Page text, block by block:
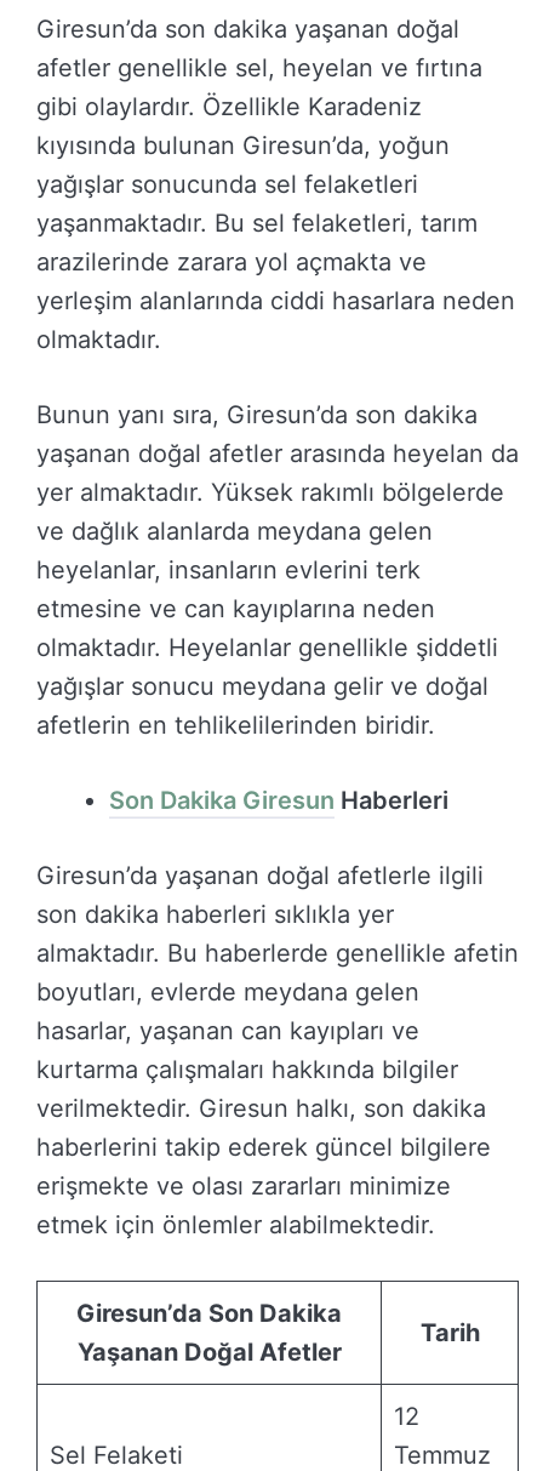
Giresun’da son dakika yaşanan doğal
afetler genellikle sel, heyelan ve fırtına
gibi olaylardır. Özellikle Karadeniz
kıyısında bulunan Giresun’da, yoğun
yağışlar sonucunda sel felaketleri
yaşanmaktadır. Bu sel felaketleri, tarım
arazilerinde zarara yol açmakta ve
yerleşim alanlarında ciddi hasarlara neden
olmaktadır.
Bunun yanı sıra, Giresun’da son dakika
yaşanan doğal afetler arasında heyelan da
yer almaktadır. Yüksek rakımlı bölgelerde
ve dağlık alanlarda meydana gelen
heyelanlar, insanların evlerini terk
etmesine ve can kayıplarına neden
olmaktadır. Heyelanlar genellikle şiddetli
yağışlar sonucu meydana gelir ve doğal
afetlerin en tehlikelilerinden biridir.
Son Dakika Giresun Haberleri
Giresun’da yaşanan doğal afetlerle ilgili
son dakika haberleri sıklıkla yer
almaktadır. Bu haberlerde genellikle afetin
boyutları, evlerde meydana gelen
hasarlar, yaşanan can kayıpları ve
kurtarma çalışmaları hakkında bilgiler
verilmektedir. Giresun halkı, son dakika
haberlerini takip ederek güncel bilgilere
erişmekte ve olası zararları minimize
etmek için önlemler alabilmektedir.
Giresun’da Son Dakika
Yaşanan Doğal Afetler
Tarih
Sel Felaketi
12
Temmuz